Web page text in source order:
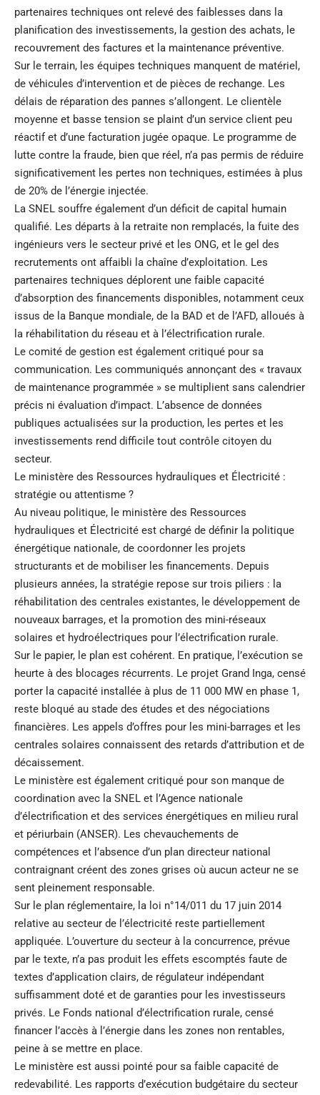
partenaires techniques ont relevé des faiblesses dans la
planification des investissements, la gestion des achats, le
recouvrement des factures et la maintenance préventive.
Sur le terrain, les équipes techniques manquent de matériel,
de véhicules d’intervention et de pièces de rechange. Les
délais de réparation des pannes s’allongent. Le clientèle
moyenne et basse tension se plaint d’un service client peu
réactif et d’une facturation jugée opaque. Le programme de
lutte contre la fraude, bien que réel, n’a pas permis de réduire
significativement les pertes non techniques, estimées à plus
de 20% de l’énergie injectée.
La SNEL souffre également d’un déficit de capital humain
qualifié. Les départs à la retraite non remplacés, la fuite des
ingénieurs vers le secteur privé et les ONG, et le gel des
recrutements ont affaibli la chaîne d’exploitation. Les
partenaires techniques déplorent une faible capacité
d’absorption des financements disponibles, notamment ceux
issus de la Banque mondiale, de la BAD et de l’AFD, alloués à
la réhabilitation du réseau et à l’électrification rurale.
Le comité de gestion est également critiqué pour sa
communication. Les communiqués annonçant des « travaux
de maintenance programmée » se multiplient sans calendrier
précis ni évaluation d’impact. L’absence de données
publiques actualisées sur la production, les pertes et les
investissements rend difficile tout contrôle citoyen du
secteur.
Le ministère des Ressources hydrauliques et Électricité :
stratégie ou attentisme ?
Au niveau politique, le ministère des Ressources
hydrauliques et Électricité est chargé de définir la politique
énergétique nationale, de coordonner les projets
structurants et de mobiliser les financements. Depuis
plusieurs années, la stratégie repose sur trois piliers : la
réhabilitation des centrales existantes, le développement de
nouveaux barrages, et la promotion des mini-réseaux
solaires et hydroélectriques pour l’électrification rurale.
Sur le papier, le plan est cohérent. En pratique, l’exécution se
heurte à des blocages récurrents. Le projet Grand Inga, censé
porter la capacité installée à plus de 11 000 MW en phase 1,
reste bloqué au stade des études et des négociations
financières. Les appels d’offres pour les mini-barrages et les
centrales solaires connaissent des retards d’attribution et de
décaissement.
Le ministère est également critiqué pour son manque de
coordination avec la SNEL et l’Agence nationale
d’électrification et des services énergétiques en milieu rural
et périurbain (ANSER). Les chevauchements de
compétences et l’absence d’un plan directeur national
contraignant créent des zones grises où aucun acteur ne se
sent pleinement responsable.
Sur le plan réglementaire, la loi n°14/011 du 17 juin 2014
relative au secteur de l’électricité reste partiellement
appliquée. L’ouverture du secteur à la concurrence, prévue
par le texte, n’a pas produit les effets escomptés faute de
textes d’application clairs, de régulateur indépendant
suffisamment doté et de garanties pour les investisseurs
privés. Le Fonds national d’électrification rurale, censé
financer l’accès à l’énergie dans les zones non rentables,
peine à se mettre en place.
Le ministère est aussi pointé pour sa faible capacité de
redevabilité. Les rapports d’exécution budgétaire du secteur